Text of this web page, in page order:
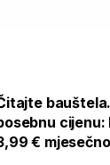
€ mjesečno